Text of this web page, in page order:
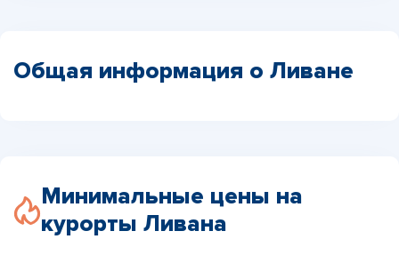
Общая информация о Ливане
Минимальные цены на
курорты Ливана